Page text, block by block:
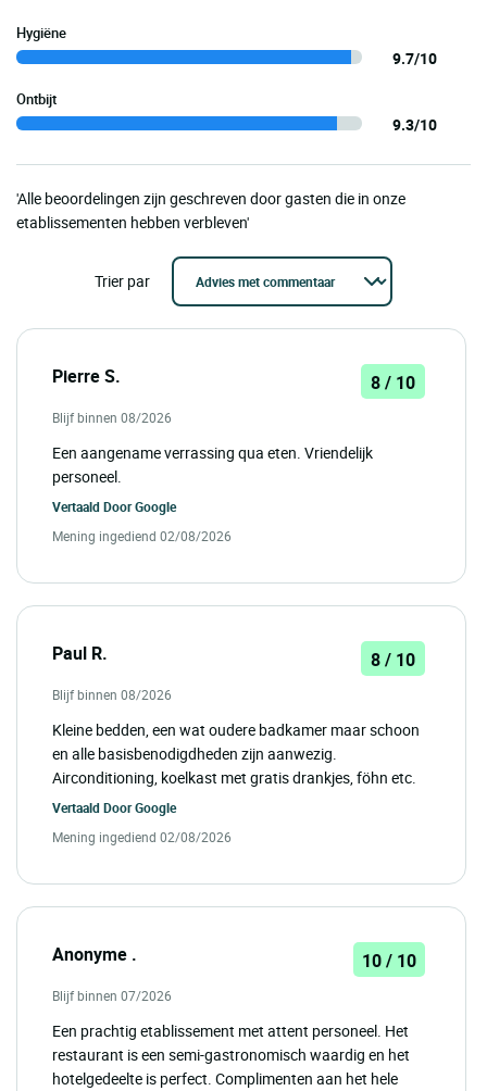
Hygiëne
9.7/10
Ontbijt
9.3/10
'Alle beoordelingen zijn geschreven door gasten die in onze
etablissementen hebben verbleven'
Trier par
Pierre S. 8 / 10
Blijf binnen 08/2026
Een aangename verrassing qua eten. Vriendelijk
personeel.
Vertaald DoorGoogle
Mening ingediend 02/08/2026
Paul R. 8 / 10
Blijf binnen 08/2026
Kleine bedden, een wat oudere badkamer maar schoon
en alle basisbenodigdheden zijn aanwezig.
Airconditioning, koelkast met gratis drankjes, föhn etc.
Vertaald DoorGoogle
Mening ingediend 02/08/2026
Anonyme . 10 / 10
Blijf binnen 07/2026
Een prachtig etablissement met attent personeel. Het
restaurant is een semi-gastronomisch waardig en het
hotelgedeelte is perfect. Complimenten aan het hele